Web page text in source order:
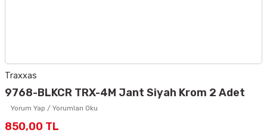
Traxxas
9768-BLKCR TRX-4M Jant Siyah Krom 2 Adet
Yorum Yap / Yorumları Oku
850,00 TL